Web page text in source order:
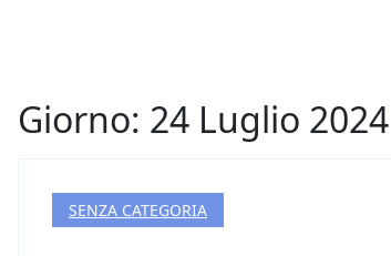
Giorno: 24 Luglio 2024
SENZA CATEGORIA